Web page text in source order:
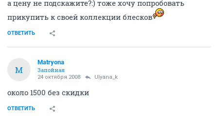
а цену не подскажите?:) тоже хочу попробовать
прикупить к своей коллекции блесков
ОТВЕТИТЬ
M
Matryona
Запойная
24 октября 2008 Ulyana_k
около 1500 без скидки
ОТВЕТИТЬ